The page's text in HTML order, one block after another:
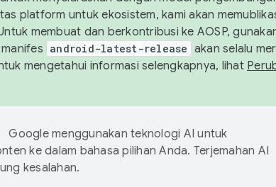
platform untuk ekosistem, kami akan
membuat dan berkontribusi ke AOSP,
android-latest-release akan selalu
mengetahui informasi selengkapnya, lihat
Google menggunakan teknologi AI untuk
ke dalam bahasa pilihan Anda. Terjemahan AI
kesalahan.